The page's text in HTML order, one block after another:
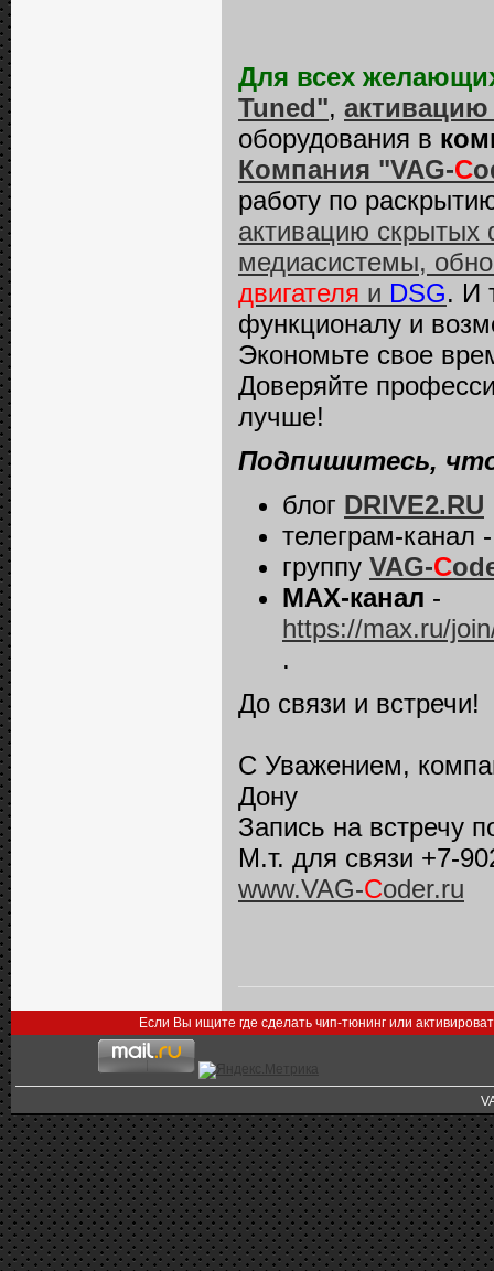
Для всех
Tuned",
оборудования в
Компания "VAG-C
работу по
активацию скрытых
медиасистемы,
двигателя и DSG. И
функционалу и
Экономьте свое
Доверяйте
лучше!
Подпишитесь,
блог DRIVE2.RU
телеграм-канал
группу VAG-C
MAX-канал -
https://max.ru/
.
До связи и встречи!
С Уважением,
Дону
Запись на встречу
М.т. для связи +7-
www.VAG-Coder.ru
Если Вы ищите где сделать чип-тюнинг или